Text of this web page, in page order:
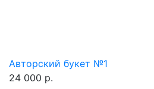
Авторский букет №1
24 000 р.